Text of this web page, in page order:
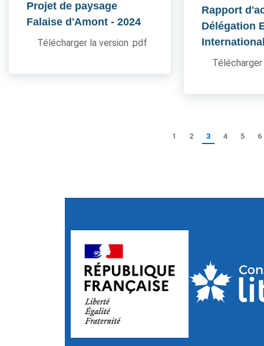
Projet de paysage
Falaise d'Amont - 2024
Télécharger la version .pdf
Rapport
Délégation
1 2 3 4 5 6